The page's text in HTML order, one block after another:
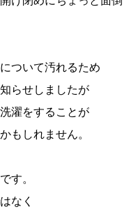
ついて汚れるため
らせしましたが
濯をすることが
もしれません。
す。
なく